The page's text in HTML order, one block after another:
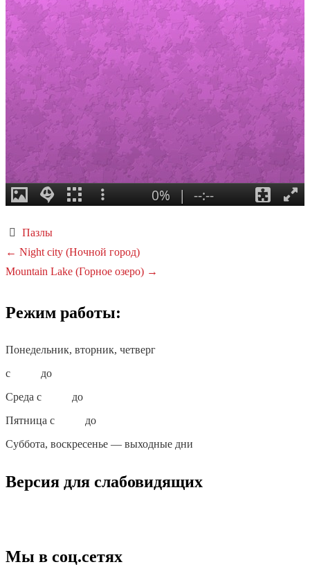
Пазлы
Навигация
записям
← Night city (Ночной город)
Mountain Lake (Горное озеро) →
Режим работы:
Понедельник, вторник, четверг
с
до
Среда с
до
Пятница с
до
Суббота, воскресенье — выходные дни
Версия для слабовидящих
Мы в соц.сетях